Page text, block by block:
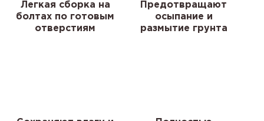
Легкая сборка на
болтах по готовым
отверстиям
Предотвращают
осыпание и
размытие грунта